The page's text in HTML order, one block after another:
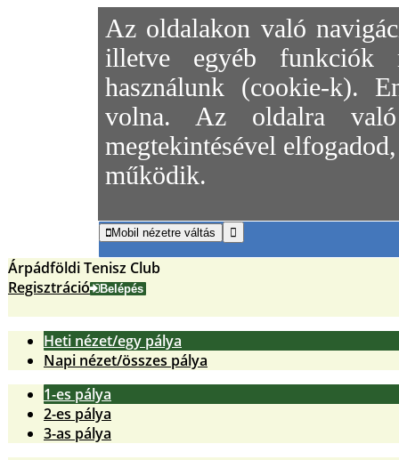
Az oldalakon való
illetve egyéb funkciók
használunk (cookie-k).
volna. Az oldalra való
megtekintésével
működik.
Mobil nézetre váltás 
Árpádföldi Tenisz Club
Regisztráció
Belépés
Heti nézet/egy pálya
Napi nézet/összes pálya
1-es pálya
2-es pálya
3-as pálya